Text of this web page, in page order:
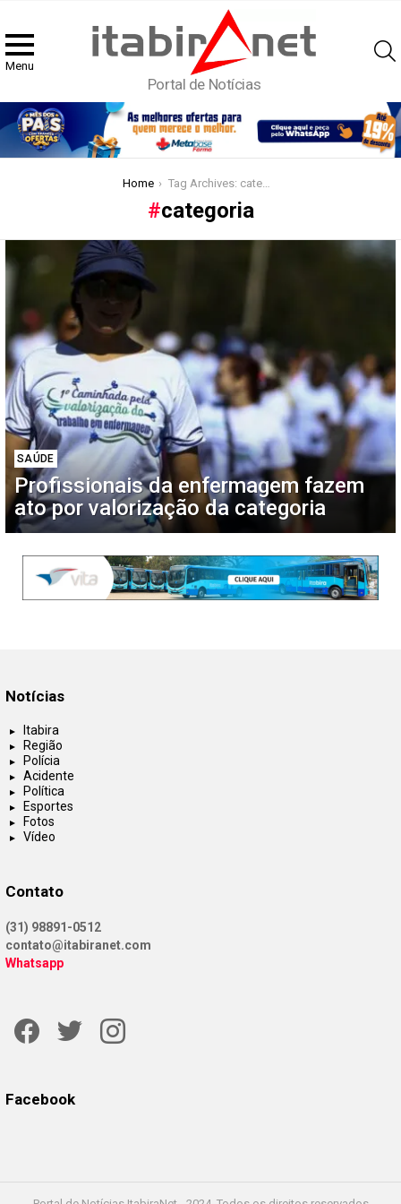
Menu
Portal de Notícias
Home Tag Archives: categoria
categoria
Latest
SAÚDE
Profissionais da enfermagem fazem
ato por valorização da categoria
Notícias
Itabira
Região
Polícia
Acidente
Política
Esportes
Fotos
Vídeo
Contato
(31) 98891-0512
contato@itabiranet.com
Whatsapp
Facebook